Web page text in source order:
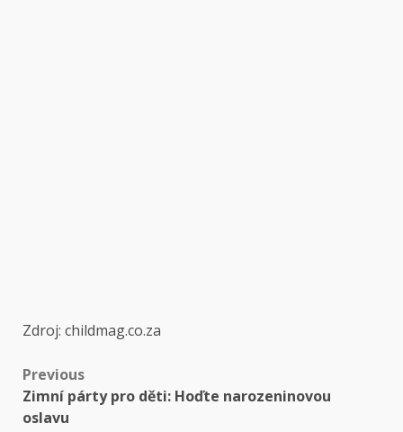
Zdroj: childmag.co.za
Post
navigation
Previous
Zimní párty pro děti: Hoďte narozeninovou
oslavu